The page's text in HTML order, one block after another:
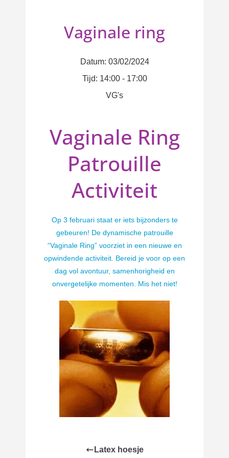
Vaginale ring
Datum: 03/02/2024
Tijd: 14:00 - 17:00
VG's
Vaginale Ring
Patrouille
Activiteit
Op 3 februari staat er iets bijzonders te
gebeuren! De dynamische patrouille
“Vaginale Ring” voorziet in een nieuwe en
opwindende activiteit. Bereid je voor op een
dag vol avontuur, samenhorigheid en
onvergetelijke momenten. Mis het niet!
Latex hoesje